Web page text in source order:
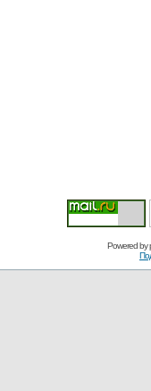
Powered by